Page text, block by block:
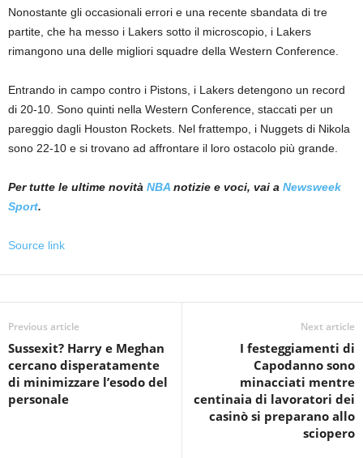
Nonostante gli occasionali errori e una recente sbandata di tre
partite, che ha messo i Lakers sotto il microscopio, i Lakers
rimangono una delle migliori squadre della Western Conference.
Entrando in campo contro i Pistons, i Lakers detengono un record
di 20-10. Sono quinti nella Western Conference, staccati per un
pareggio dagli Houston Rockets. Nel frattempo, i Nuggets di Nikola
sono 22-10 e si trovano ad affrontare il loro ostacolo più grande.
Per tutte le ultime novità NBA notizie e voci, vai a Newsweek
Sport.
Source link
Previous article
Sussexit? Harry e Meghan
cercano disperatamente
di minimizzare l’esodo del
personale
Next article
I festeggiamenti di
Capodanno sono
minacciati mentre
centinaia di lavoratori dei
casinò si preparano allo
sciopero